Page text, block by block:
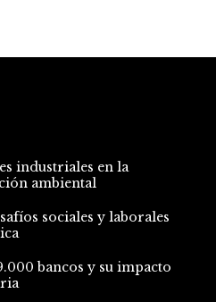
industriales en la
ambiental
sociales y laborales
bancos y su impacto